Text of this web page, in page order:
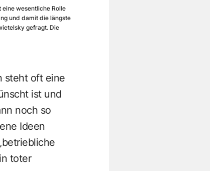
eine wesentliche Rolle
und damit die längste
gefragt. Die
steht oft eine
ist und
noch so
Ideen
toter